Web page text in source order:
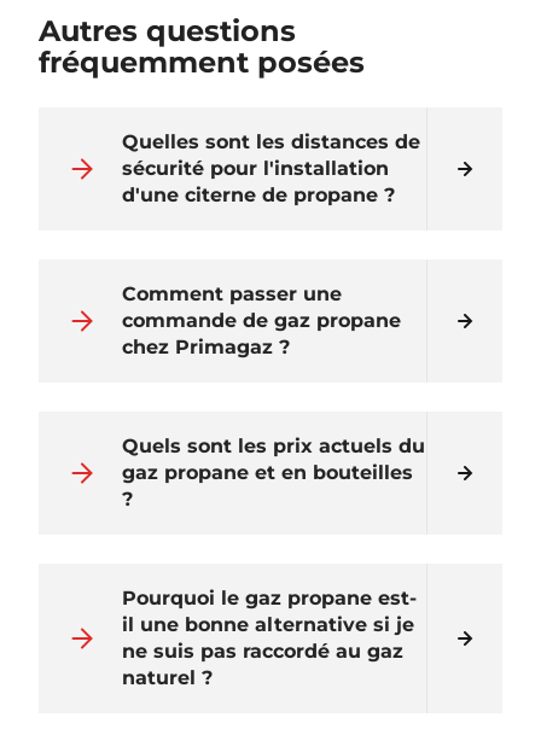
Autres questions
fréquemment posées
Quelles sont les distances de
sécurité pour l'installation
d'une citerne de propane ?
Comment passer une
commande de gaz propane
chez Primagaz ?
Quels sont les prix actuels du
gaz propane et en bouteilles
?
Pourquoi le gaz propane est-
il une bonne alternative si je
ne suis pas raccordé au gaz
naturel ?